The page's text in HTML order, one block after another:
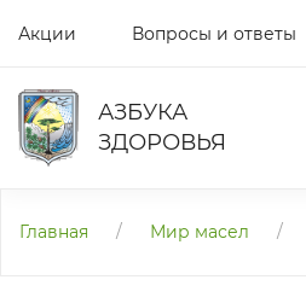
Акции Вопросы и ответы
АЗБУКА
ЗДОРОВЬЯ
Главная / Мир масел /